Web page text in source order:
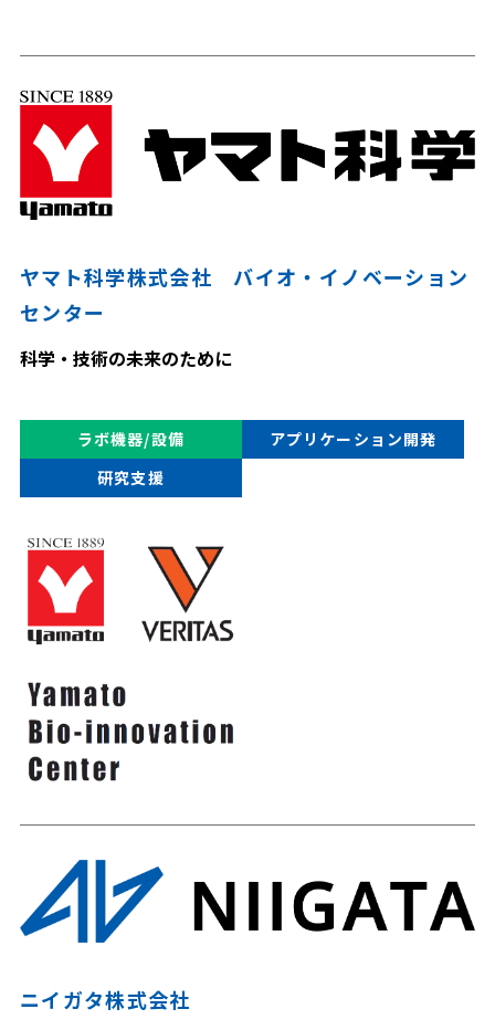
ヤマト科学株式会社 バイオ・イノベーション
センター
科学・技術の未来のために
ラボ機器/設備
アプリケーション開発
研究支援
ニイガタ株式会社